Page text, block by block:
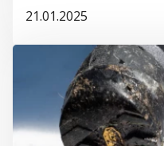
21.01.2025